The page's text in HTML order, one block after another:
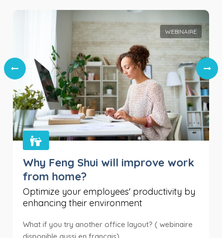
WEBINAIRE
Why Feng Shui will improve work
from home?
Optimize your employees' productivity by
enhancing their environment
What if you try another office layout? ( webinaire
disponible aussi en français)